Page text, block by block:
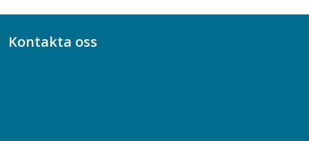
Kontakta oss